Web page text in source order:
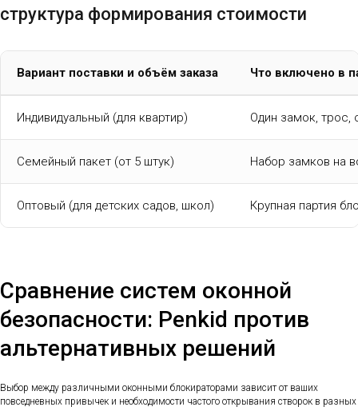
структура формирования стоимости
Вариант поставки и объём заказа Что включено в
Индивидуальный (для квартир) Один замок,
Семейный пакет (от 5 штук) Набор замков на
Оптовый (для детских садов, школ) Крупная партия
Сравнение систем оконной
безопасности: Penkid против
альтернативных решений
Выбор между различными оконными блокираторами зависит от ваших
повседневных привычек и необходимости частого открывания створок в разных